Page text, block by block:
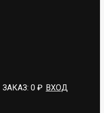
ЗАКАЗ:0₽ ВХОД